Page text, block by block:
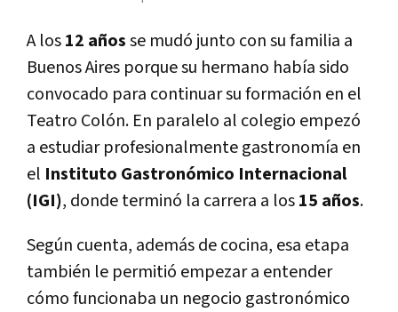
A los12 añosse mudó junto con su familia a
Buenos Aires porque su hermano había sido
convocado para continuar su formación en el
Teatro Colón. En paralelo al colegio empezó
a estudiar profesionalmente gastronomía en
el Instituto Gastronómico Internacional
(IGI), donde terminó la carrera a los15 años.
Según cuenta, además de cocina, esa etapa
también le permitió empezar a entender
cómo funcionaba un negocio gastronómico